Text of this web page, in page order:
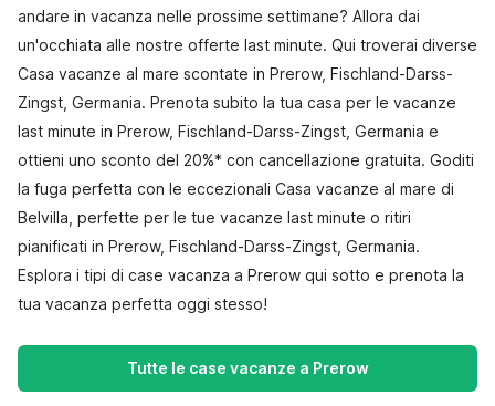
andare in vacanza nelle prossime settimane? Allora dai
un'occhiata alle nostre offerte last minute. Qui troverai diverse
Casa vacanze al mare scontate in Prerow, Fischland-Darss-
Zingst, Germania. Prenota subito la tua casa per le vacanze
last minute in Prerow, Fischland-Darss-Zingst, Germania e
ottieni uno sconto del 20%* con cancellazione gratuita. Goditi
la fuga perfetta con le eccezionali Casa vacanze al mare di
Belvilla, perfette per le tue vacanze last minute o ritiri
pianificati in Prerow, Fischland-Darss-Zingst, Germania.
Esplora i tipi di case vacanza a Prerow qui sotto e prenota la
tua vacanza perfetta oggi stesso!
Tutte le case vacanze a Prerow